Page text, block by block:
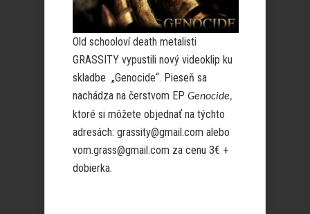
Old schooloví death metalisti
GRASSITY vypustili nový videoklip ku
skladbe „Genocide“. Pieseň sa
nachádza na čerstvom EP Genocide,
ktoré si môžete objednať na týchto
adresách: grassity@gmail.com alebo
vom.grass@gmail.com za cenu 3€ +
dobierka.